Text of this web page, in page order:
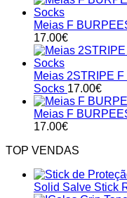
Meias F
17.00€
Meias 2STRIPE
Socks 17.00€
Meias F
17.00€
TOP VENDAS
Solid Salve Stick